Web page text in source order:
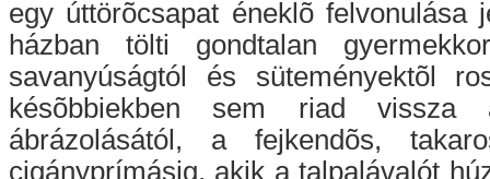
egy úttörõcsapat éneklõ
házban tölti gondtalan
savanyúságtól és süteményektõl
késõbbiekben sem riad vissza
ábrázolásától, a fejkendõs,
cigányprímásig, akik a talpalávalót